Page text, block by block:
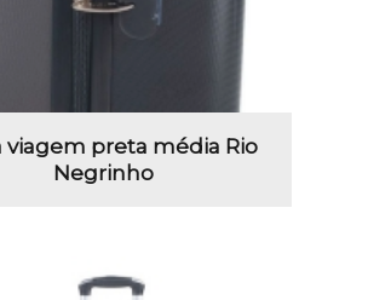
viagem preta média Rio
Negrinho